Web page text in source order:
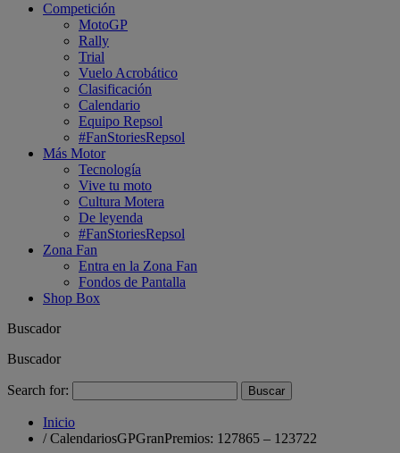
Competición
MotoGP
Rally
Trial
Vuelo Acrobático
Clasificación
Calendario
Equipo Repsol
#FanStoriesRepsol
Más Motor
Tecnología
Vive tu moto
Cultura Motera
De leyenda
#FanStoriesRepsol
Zona Fan
Entra en la Zona Fan
Fondos de Pantalla
Shop Box
Buscador
Buscador
Search for:
Inicio
/CalendariosGPGranPremios: 127865 – 123722